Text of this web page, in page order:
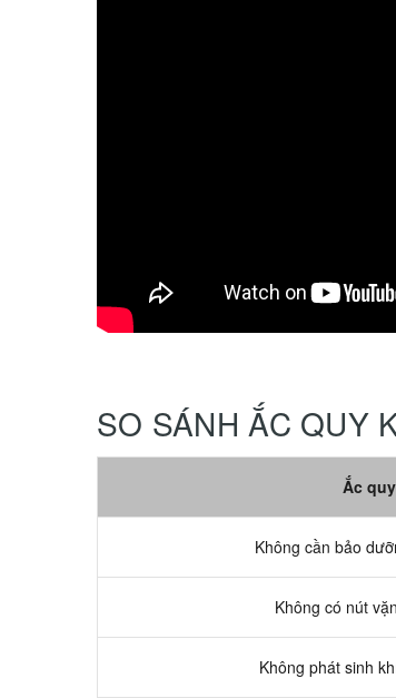
SO SÁNH ẮC QUY
Ắc
Không cần bảo
Không có nút
Không phát sinh